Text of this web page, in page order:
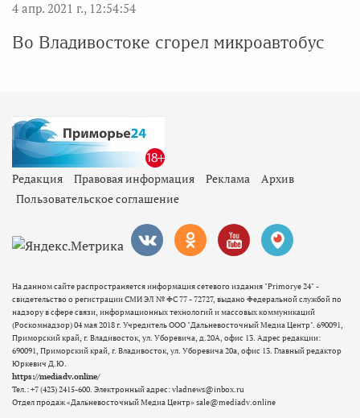
4 апр. 2021 г., 12:54:54
Во Владивостоке сгорел микроавтобус
Редакция Правовая информация Реклама
Архив
Пользовательское соглашение
На данном сайте распространяется информация сетевого издания "Primorye 24" -
свидетельство о регистрации СМИ ЭЛ № ФС 77 - 72727, выдано Федеральной службой по
надзору в сфере связи, информационных технологий и массовых коммуникаций
(Роскомнадзор) 04 мая 2018 г. Учредитель ООО "Дальневосточный Медиа Центр". 690091,
Приморский край, г. Владивосток, ул. Уборевича, д.20А, офис 13. Адрес редакции:
690091, Приморский край, г. Владивосток, ул. Уборевича 20а, офис 13. Главный редактор
Юркевич Д.Ю.
https://mediadv.online/
Тел.: +7 (423) 2415-600. Электронный адрес: vladnews@inbox.ru
Отдел продаж «Дальневосточный Медиа Центр» sale@mediadv.online